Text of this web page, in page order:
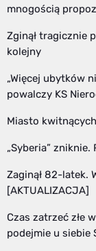
mnogością
Zginął tragicznie
kolejny
„Więcej ubytków
powalczy KS
Miasto
„Syberia”
Zaginął 82-latek.
[AKTUALIZACJA]
Czas zatrzeć złe
podejmie u siebie